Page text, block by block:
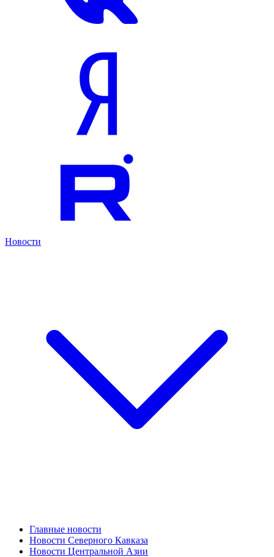
Новости
Главные новости
Новости Северного Кавказа
Новости Центральной Азии